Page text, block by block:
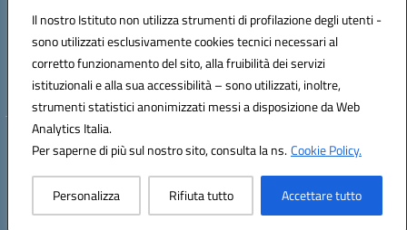
Il nostro Istituto non utilizza strumenti di profilazione degli utenti -
sono utilizzati esclusivamente cookies tecnici necessari al
corretto funzionamento del sito, alla fruibilità dei servizi
istituzionali e alla sua accessibilità – sono utilizzati, inoltre,
strumenti statistici anonimizzati messi a disposizione da Web
Analytics Italia.
Per saperne di più sul nostro sito, consulta la ns.Cookie Policy.
Personalizza Rifiuta tutto Accettare tutto
Posta elettronica certificata (PEC):BARH04000D@pec.istruzione.it
Codice fiscale: 93249230728
Codice meccanografico: BARH04000D
Hosting & Powered by 3D Solution S.r.l.
Concept & Design by Designers Italia